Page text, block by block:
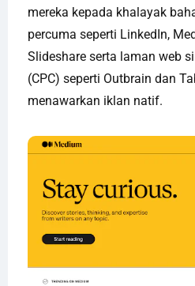
mereka kepada khalayak
percuma seperti LinkedIn,
Slideshare serta laman web
(CPC) seperti Outbrain dan
menawarkan iklan natif.